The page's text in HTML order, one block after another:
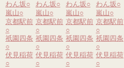
わん坂○
嵐山○
京都駅前
○
祇園四条
○
伏見稲荷
○
わん坂○
嵐山○
京都駅前
○
祇園四条
○
伏見稲荷
○
わん坂○
嵐山○
京都駅前
○
祇園四条
○
伏見稲荷
○
わん坂○
嵐山○
京都駅前
○
祇園四条
○
伏見稲荷
○